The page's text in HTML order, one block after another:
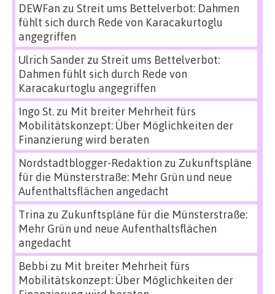
DEWFan zu Streit ums Bettelverbot: Dahmen
fühlt sich durch Rede von Karacakurtoglu
angegriffen
Ulrich Sanderzu Streit ums Bettelverbot:
Dahmen fühlt sich durch Rede von
Karacakurtoglu angegriffen
Ingo St.zu Mit breiter Mehrheit fürs
Mobilitätskonzept: Über Möglichkeiten der
Finanzierung wird beraten
Nordstadtblogger-Redaktion zu Zukunftspläne
für die Münsterstraße: Mehr Grün und neue
Aufenthaltsflächen angedacht
Trina zu Zukunftspläne für die Münsterstraße:
Mehr Grün und neue Aufenthaltsflächen
angedacht
Bebbi zu Mit breiter Mehrheit fürs
Mobilitätskonzept: Über Möglichkeiten der